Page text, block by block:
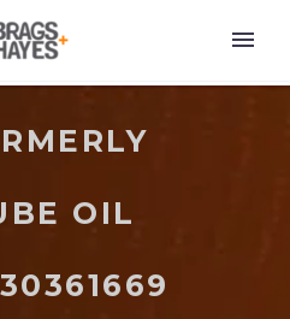
OIL